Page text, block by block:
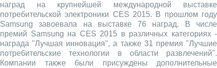
наград на крупнейшей международной выставке
потребительской электроники CES 2015. В прошлом году
Samsung завоевала на выставке 76 наград. В числе
премий Samsung на CES 2015 в различных категориях -
награда "Лучшая инновация", а также 31 премия "Лучшие
потребительские технологии в области развлечений".
Компании также были присуждены дополнительные